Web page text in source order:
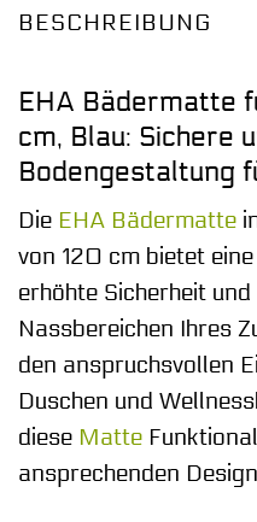
BESCHREIBUNG
EHA Bädermatte
cm, Blau: Sichere
Bodengestaltung
Die EHA Bädermatte
von 120 cm bietet
erhöhte Sicherheit
Nassbereichen Ihres
den anspruchsvollen
Duschen und
diese Matte
ansprechenden